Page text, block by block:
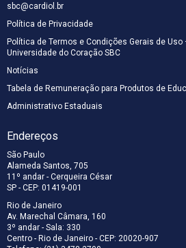
sbc@cardiol.br
Política de Privacidade
Política de Termos e Condições Gerais de
Universidade do Coração SBC
Notícias
Tabela de Remuneração para Produtos de
Administrativo Estaduais
Endereços
São Paulo
Alameda Santos, 705
11º andar - Cerqueira César
SP - CEP: 01419-001
Rio de Janeiro
Av. Marechal Câmara, 160
3º andar - Sala: 330
Centro - Rio de Janeiro - CEP: 20020-907